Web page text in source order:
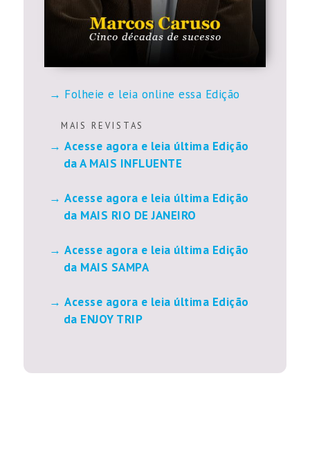
Folheie e leia online essa Edição
M A I S R E V I S T A S
Acesse agora e leia última Edição
da A MAIS INFLUENTE
Acesse agora e leia última Edição
da MAIS RIO DE JANEIRO
Acesse agora e leia última Edição
da MAIS SAMPA
Acesse agora e leia última Edição
da ENJOY TRIP